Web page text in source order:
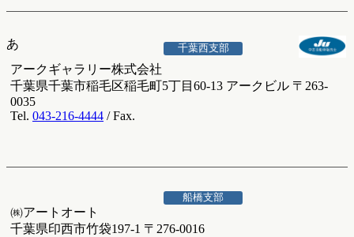
あ 千葉西支部
アークギャラリー株式会社
千葉県千葉市稲毛区稲毛町5丁目60-13 アークビル 〒263-
0035
Tel. 043-216-4444 / Fax.
船橋支部
㈱アートオート
千葉県印西市竹袋197-1 〒276-0016